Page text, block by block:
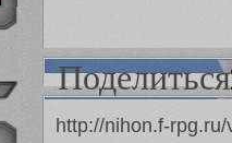
Поделиться
http://nihon.f-